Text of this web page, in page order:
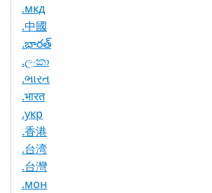
.мкд
.中國
.భారత్
.ලංකා
.ભારત
.भारत
.укр
.香港
.台湾
.台灣
.мон